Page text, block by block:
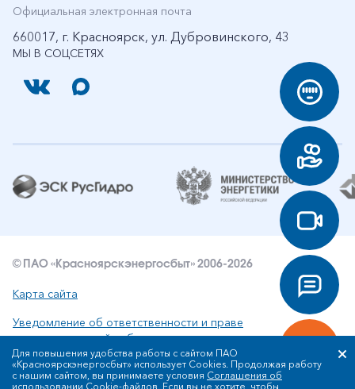
МЫ В СОЦСЕТЯХ
Официальная электронная почта
660017, г. Красноярск, ул. Дубровинского, 43
© ПАО «Красноярскэнергосбыт» 2006-2026
Карта сайта
Уведомление об ответственности и праве
интеллектуальной собственности
Политика ПАО «Красноярскэнергосбыт» в отношении
обработки персональных данных
Для повышения удобства работы с сайтом ПАО
«Красноярскэнергосбыт» использует Cookies. Продолжая работу
с нашим сайтом, вы принимаете условия Соглашения об
использовании Cookie-файлов . Если вы не хотите, чтобы